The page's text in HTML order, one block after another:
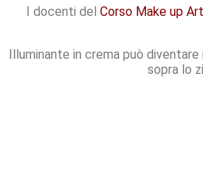
I docenti del Corso Make up
Illuminante in crema può
sopra lo